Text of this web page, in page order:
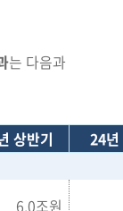
는 다음과
상반기
24년
6.0조원